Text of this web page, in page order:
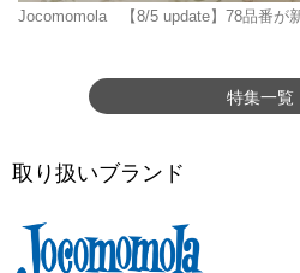
Jocomomola 【8/5 update】78品番が
特集一覧
取り扱いブランド